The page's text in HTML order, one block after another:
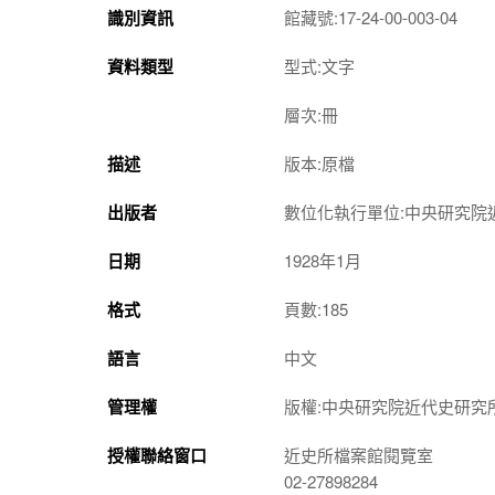
識別資訊 館藏號:17-24-00-003-04
資料類型 型式:文字
層次:冊
描述 版本:原檔
出版者 數位化執行單位:中央研究院
日期 1928年1月
格式 頁數:185
語言 中文
管理權 版權:中央研究院近代史研究
授權聯絡窗口
近史所檔案館閱覽室
02-27898284